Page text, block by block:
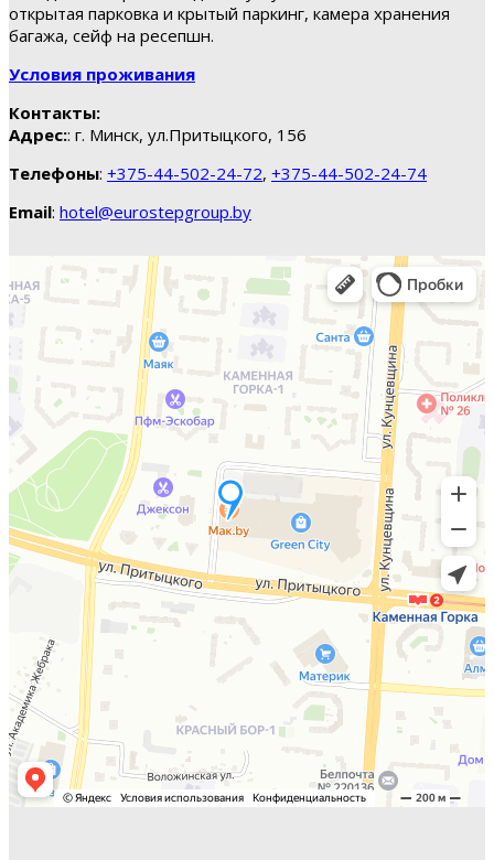
открытая парковка и крытый паркинг, камера хранения
багажа, сейф на ресепшн.
Условия проживания
Контакты:
Адрес:: г. Минск, ул.Притыцкого, 156
Телефоны: +375-44-502-24-72, +375-44-502-24-74
Email: hotel@eurostepgroup.by